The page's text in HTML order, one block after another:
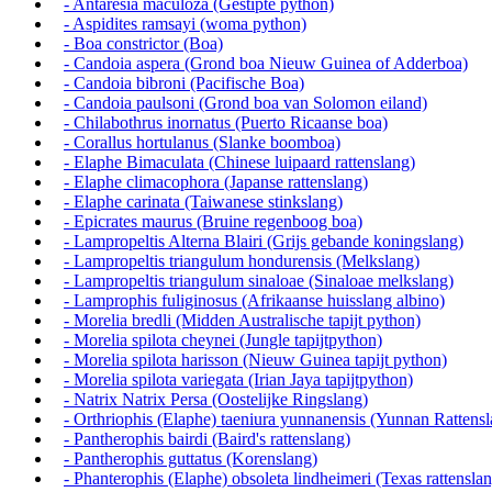
- Antaresia maculoza (Gestipte python)
- Aspidites ramsayi (woma python)
- Boa constrictor (Boa)
- Candoia aspera (Grond boa Nieuw Guinea of Adderboa)
- Candoia bibroni (Pacifische Boa)
- Candoia paulsoni (Grond boa van Solomon eiland)
- Chilabothrus inornatus (Puerto Ricaanse boa)
- Corallus hortulanus (Slanke boomboa)
- Elaphe Bimaculata (Chinese luipaard rattenslang)
- Elaphe climacophora (Japanse rattenslang)
- Elaphe carinata (Taiwanese stinkslang)
- Epicrates maurus (Bruine regenboog boa)
- Lampropeltis Alterna Blairi (Grijs gebande koningslang)
- Lampropeltis triangulum hondurensis (Melkslang)
- Lampropeltis triangulum sinaloae (Sinaloae melkslang)
- Lamprophis fuliginosus (Afrikaanse huisslang albino)
- Morelia bredli (Midden Australische tapijt python)
- Morelia spilota cheynei (Jungle tapijtpython)
- Morelia spilota harisson (Nieuw Guinea tapijt python)
- Morelia spilota variegata (Irian Jaya tapijtpython)
- Natrix Natrix Persa (Oostelijke Ringslang)
- Orthriophis (Elaphe) taeniura yunnanensis (Yunnan
- Pantherophis bairdi (Baird's rattenslang)
- Pantherophis guttatus (Korenslang)
- Phanterophis (Elaphe) obsoleta lindheimeri (Texas